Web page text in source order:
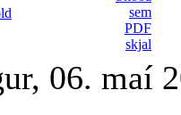
06. maí